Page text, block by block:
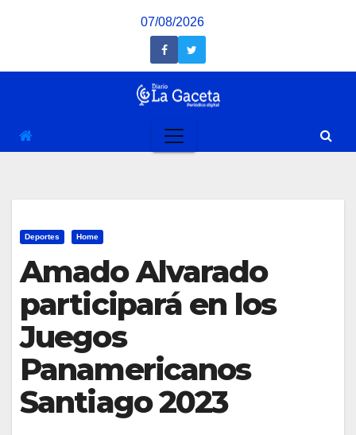
07/08/2026
Deportes Home
Amado Alvarado
participará en los
Juegos
Panamericanos
Santiago 2023